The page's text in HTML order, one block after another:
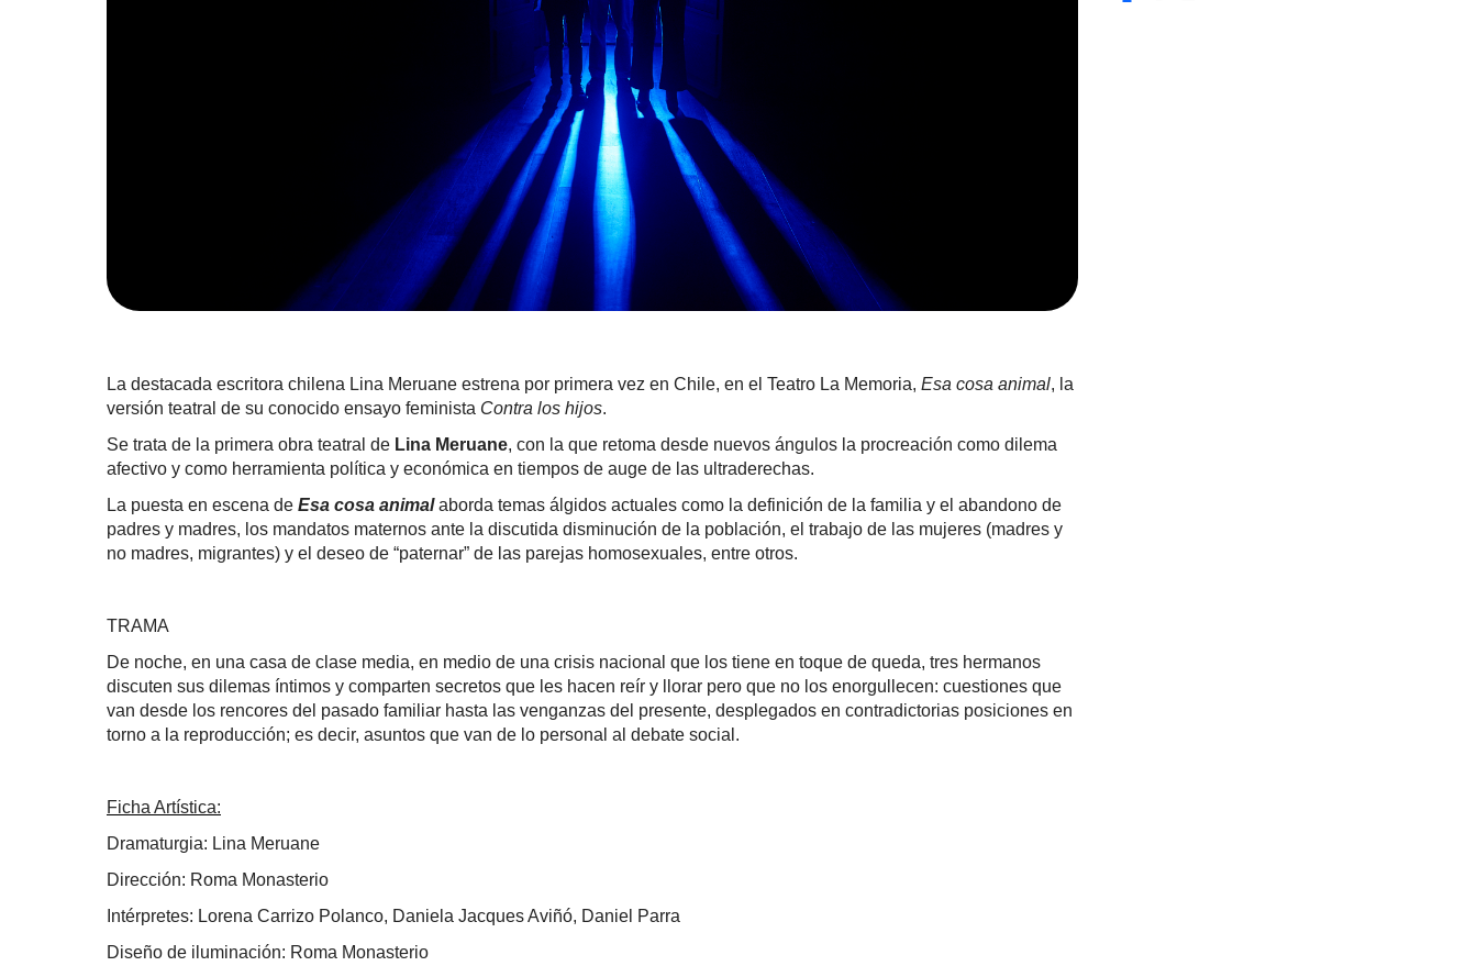
La destacada escritora chilena Lina Meruane estrena por primera vez en Chile, en el Teatro La Memoria, Esa cosa animal, la
versión teatral de su conocido ensayo feminista Contra los hijos.
Se trata de la primera obra teatral de Lina Meruane, con la que retoma desde nuevos ángulos la procreación como dilema
afectivo y como herramienta política y económica en tiempos de auge de las ultraderechas.
La puesta en escena de Esa cosa animalaborda temas álgidos actuales como la definición de la familia y el abandono de
padres y madres, los mandatos maternos ante la discutida disminución de la población, el trabajo de las mujeres (madres y
no madres, migrantes) y el deseo de “paternar” de las parejas homosexuales, entre otros.
TRAMA
De noche, en una casa de clase media, en medio de una crisis nacional que los tiene en toque de queda, tres hermanos
discuten sus dilemas íntimos y comparten secretos que les hacen reír y llorar pero que no los enorgullecen: cuestiones que
van desde los rencores del pasado familiar hasta las venganzas del presente, desplegados en contradictorias posiciones en
torno a la reproducción; es decir, asuntos que van de lo personal al debate social.
Ficha Artística:
Dramaturgia: Lina Meruane
Dirección: Roma Monasterio
Intérpretes: Lorena Carrizo Polanco, Daniela Jacques Aviñó, Daniel Parra
Diseño de iluminación: Roma Monasterio